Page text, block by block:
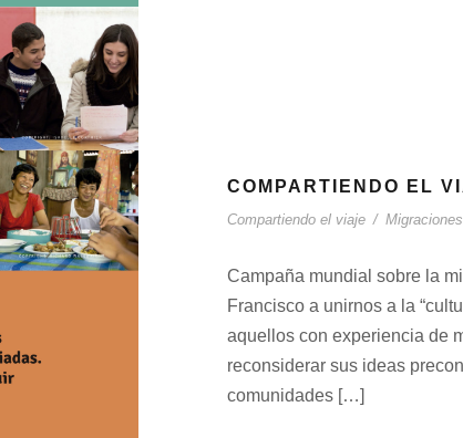
COMPARTIENDO EL
Compartiendo el viaje / Migraciones
Campaña mundial sobre la
Francisco a unirnos a la
aquellos con experiencia de
reconsiderar sus ideas
comunidades […]